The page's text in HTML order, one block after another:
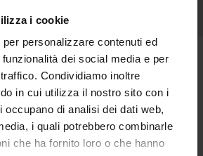
i cookie
personalizzare contenuti ed
dei social media e per
Condividiamo inoltre
in cui utilizza il nostro sito con i
occupano di analisi dei dati web,
i quali potrebbero combinarle
che ha fornito loro o che hanno
15
Giu